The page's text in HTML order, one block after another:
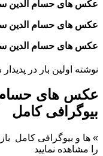
عکس های حسام الدین
عکس های حسام الدین
عکس های حسام الدین
نوشته اولین بار در
عکس های حسام
بیوگرافی کامل
» ها و بیوگرافی کامل
را مشاهده نمایید